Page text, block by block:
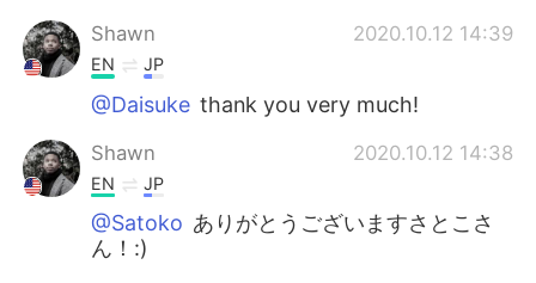
Shawn 2020.10.12 14:39
EN JP
@Daisuke thank you very much!
Shawn 2020.10.12 14:38
EN JP
@Satoko ありがとうございますさとこさ
ん！:)